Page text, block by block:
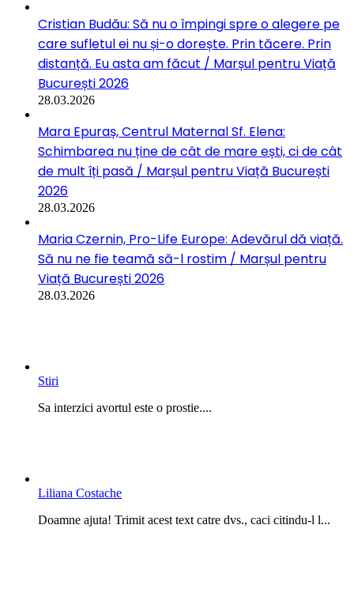
Cristian Budău: Să nu o împingi spre o alegere pe
care sufletul ei nu și-o dorește. Prin tăcere. Prin
distanță. Eu asta am făcut / Marșul pentru Viață
București 2026
28.03.2026
Mara Epuraș, Centrul Maternal Sf. Elena:
Schimbarea nu ține de cât de mare ești, ci de cât
de mult îți pasă / Marșul pentru Viață București
2026
28.03.2026
Maria Czernin, Pro-Life Europe: Adevărul dă viață.
Să nu ne fie teamă să-l rostim / Marșul pentru
Viață București 2026
28.03.2026
Stiri
Sa interzici avortul este o prostie....
Liliana Costache
Doamne ajuta! Trimit acest text catre dvs., caci citindu-l l...